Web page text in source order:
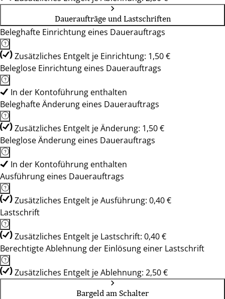
Daueraufträge und Lastschriften
Beleghafte Einrichtung eines Dauerauftrags
Zusätzliches Entgelt je Einrichtung: 1,50 €
Beleglose Einrichtung eines Dauerauftrags
In der Kontoführung enthalten
Beleghafte Änderung eines Dauerauftrags
Zusätzliches Entgelt je Änderung: 1,50 €
Beleglose Änderung eines Dauerauftrags
In der Kontoführung enthalten
Ausführung eines Dauerauftrags
Zusätzliches Entgelt je Ausführung: 0,40 €
Lastschrift
Zusätzliches Entgelt je Lastschrift: 0,40 €
Berechtigte Ablehnung der Einlösung einer Lastschrift
Zusätzliches Entgelt je Ablehnung: 2,50 €
Bargeld am Schalter